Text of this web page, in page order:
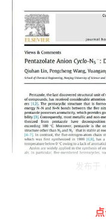
发布于
今天，咱们就来
物质到底是什么